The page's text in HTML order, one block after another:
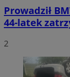
Prowadził
44-latek
2